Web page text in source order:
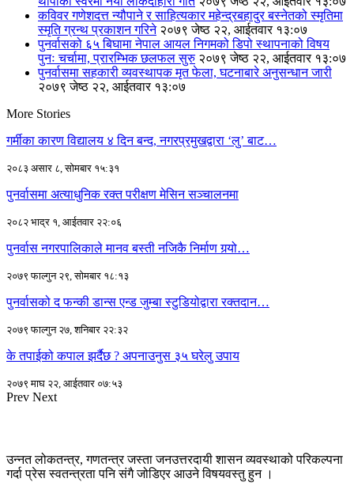
कविवर गणेशदत्त न्यौपाने र साहित्यकार महेन्द्रबहादुर बस्नेतको स्मृतिमा
स्मृति ग्रन्थ प्रकाशन गरिने २०७९ जेष्ठ २२, आईतवार १३:०७
पुनर्वासको ६५ बिघामा नेपाल आयल निगमको डिपो स्थापनाको विषय
पुनः चर्चामा, प्रारम्भिक छलफल सुरु २०७९ जेष्ठ २२, आईतवार १३:०७
पुनर्वासमा सहकारी व्यवस्थापक मृत फेला, घटनाबारे अनुसन्धान जारी
२०७९ जेष्ठ २२, आईतवार १३:०७
More Stories
गर्मीका कारण विद्यालय ४ दिन बन्द, नगरप्रमुखद्वारा ‘लु’ बाट…
२०८३ असार ८, सोमबार १५:३१
पुनर्वासमा अत्याधुनिक रक्त परीक्षण मेसिन सञ्चालनमा
२०८२ भाद्र १, आईतवार २२:०६
पुनर्वास नगरपालिकाले मानव बस्ती नजिकै निर्माण गर्‍यो…
२०७९ फाल्गुन २९, सोमबार १८:१३
पुनर्वासको द फन्की डान्स एन्ड जुम्बा स्टुडियोद्वारा रक्तदान…
२०७९ फाल्गुन २७, शनिबार २२:३२
के तपाईको कपाल झर्दैछ ? अपनाउनुस ३५ घरेलु उपाय
२०७९ माघ २२, आईतवार ०७:५३
Prev Next
उन्नत लोकतन्त्र, गणतन्त्र जस्ता जनउत्तरदायी शासन व्यवस्थाको परिकल्पना
गर्दा प्रेस स्वतन्त्रता पनि संगै जोडिएर आउने विषयवस्तु हुन ।